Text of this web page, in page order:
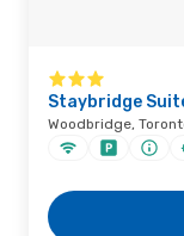
Staybridge
Woodbridge,